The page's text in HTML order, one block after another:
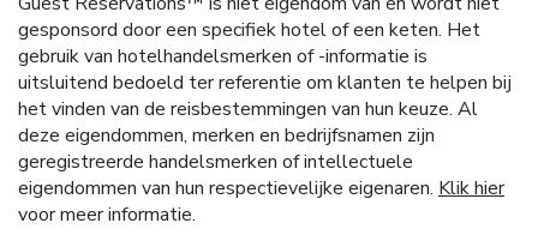
gesponsord door een specifiek hotel of een keten. Het
gebruik van hotelhandelsmerken of -informatie is
uitsluitend bedoeld ter referentie om klanten te helpen bij
het vinden van de reisbestemmingen van hun keuze. Al
deze eigendommen, merken en bedrijfsnamen zijn
geregistreerde handelsmerken of intellectuele
eigendommen van hun respectievelijke eigenaren. Klik hier
voor meer informatie.